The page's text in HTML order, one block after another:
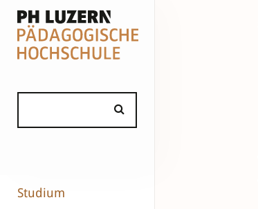
Studium